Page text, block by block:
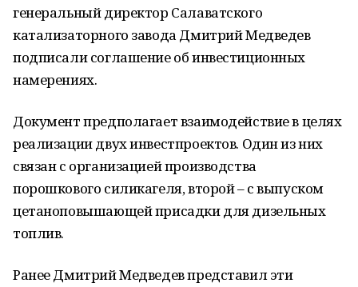
генеральный директор Салаватского
катализаторного завода Дмитрий Медведев
подписали соглашение об инвестиционных
намерениях.
Документ предполагает взаимодействие в целях
реализации двух инвестпроектов. Один из них
связан с организацией производства
порошкового силикагеля, второй – с выпуском
цетаноповышающей присадки для дизельных
топлив.
Ранее Дмитрий Медведев представил эти